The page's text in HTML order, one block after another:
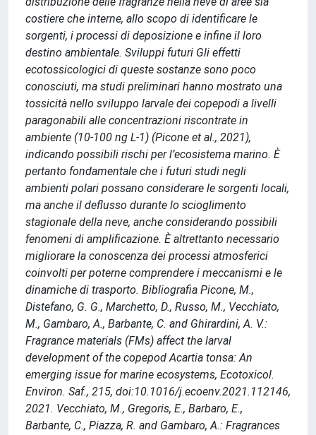
costiere che interne, allo scopo di identificare le
sorgenti, i processi di deposizione e infine il loro
destino ambientale. Sviluppi futuri Gli effetti
ecotossicologici di queste sostanze sono poco
conosciuti, ma studi preliminari hanno mostrato una
tossicità nello sviluppo larvale dei copepodi a livelli
paragonabili alle concentrazioni riscontrate in
ambiente (10-100 ng L-1) (Picone et al., 2021),
indicando possibili rischi per l’ecosistema marino. È
pertanto fondamentale che i futuri studi negli
ambienti polari possano considerare le sorgenti locali,
ma anche il deflusso durante lo scioglimento
stagionale della neve, anche considerando possibili
fenomeni di amplificazione. È altrettanto necessario
migliorare la conoscenza dei processi atmosferici
coinvolti per poterne comprendere i meccanismi e le
dinamiche di trasporto. Bibliografia Picone, M.,
Distefano, G. G., Marchetto, D., Russo, M., Vecchiato,
M., Gambaro, A., Barbante, C. and Ghirardini, A. V.:
Fragrance materials (FMs) affect the larval
development of the copepod Acartia tonsa: An
emerging issue for marine ecosystems, Ecotoxicol.
Environ. Saf., 215, doi:10.1016/j.ecoenv.2021.112146,
2021. Vecchiato, M., Gregoris, E., Barbaro, E.,
Barbante, C., Piazza, R. and Gambaro, A.: Fragrances